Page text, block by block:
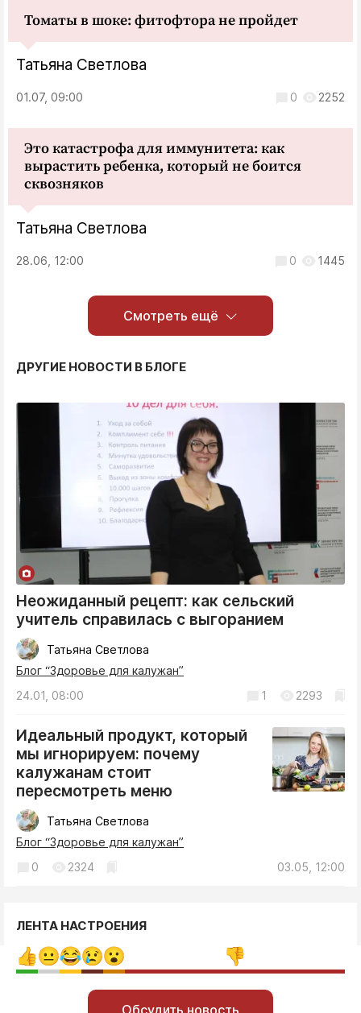
Томаты в шоке: фитофтора не пройдет
Татьяна Светлова
01.07, 09:00 0 2252
Это катастрофа для иммунитета: как
вырастить ребенка, который не боится
сквозняков
Татьяна Светлова
28.06, 12:00 0 1445
Смотреть ещё
ДРУГИЕ НОВОСТИ В БЛОГЕ
Неожиданный рецепт: как сельский
учитель справилась с выгоранием
Татьяна Светлова
Блог “Здоровье для калужан”
24.01, 08:00
1 2293
Идеальный продукт, который
мы игнорируем: почему
калужанам стоит
пересмотреть меню
Татьяна Светлова
Блог “Здоровье для калужан”
03.05, 12:00
0 2324
ЛЕНТА НАСТРОЕНИЯ